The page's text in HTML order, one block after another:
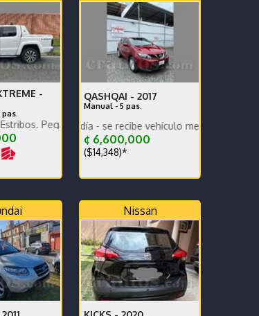
MANTENIMIENTO PREVENTIVO
-
Tapa Rígida y canasta Thule extra
QASHQAI - 2017
Manual - 5 pas.
al día - se recibe vehículo menor valor garantía x
¢ 6,600,000
($14,348)*
Nissan